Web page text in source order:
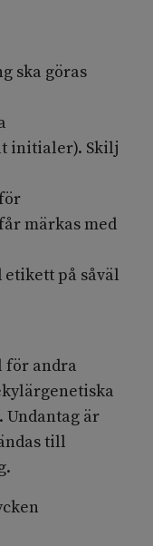
ska göras
initialer). Skilj
märkas med
på såväl
för andra
Undantag är
till